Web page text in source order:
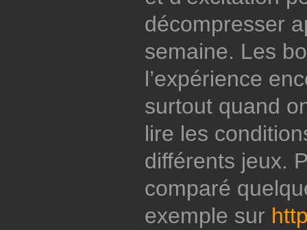
décompresser
semaine. Les
l’expérience
surtout quand
lire les
différents jeux.
comparé
exemple sur